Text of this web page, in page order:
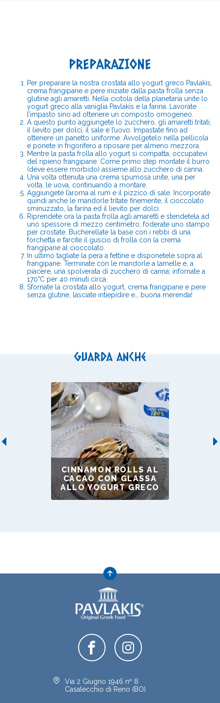
PREPARAZIONE
Per preparare la nostra crostata allo yogurt greco Pavlakis,
crema frangipane e pere iniziate dalla pasta frolla senza
glutine agli amaretti. Nella ciotola della planetaria unite lo
yogurt greco alla vaniglia Pavlakis e la farina. Lavorate
l’impasto sino ad ottenere un composto omogeneo.
A questo punto aggiungete lo zucchero, gli amaretti tritati,
il lievito per dolci, il sale e l’uovo. Impastate fino ad
ottenere un panetto uniforme. Avvolgetelo nella pellicola
e ponete in frigorifero a riposare per almeno mezzora.
Mentre la pasta frolla allo yogurt si compatta, occupatevi
del ripieno frangipane. Come primo step montate il burro
(deve essere morbido) assieme allo zucchero di canna.
Una volta ottenuta una crema spumosa unite, una per
volta, le uova, continuando a montare.
Aggiungete l’aroma al rum e il pizzico di sale. Incorporate
quindi anche le mandorle tritate finemente, il cioccolato
sminuzzato, la farina ed il lievito per dolci.
Riprendete ora la pasta frolla agli amaretti e stendetela ad
uno spessore di mezzo centimetro; foderate uno stampo
per crostate. Bucherellate la base con i rebbi di una
forchetta e farcite il guscio di frolla con la crema
frangipane al cioccolato.
In ultimo tagliate la pera a fettine e disponetele sopra al
frangipane. Terminate con le mandorle a lamelle e, a
piacere, una spolverata di zucchero di canna; infornate a
170°C per 40 minuti circa.
Sfornate la crostata allo yogurt, crema frangipane e pere
senza glutine, lasciate intiepidire e… buona merenda!
Guarda anche
Previous
CINNAMON ROLLS AL
CACAO CON GLASSA
ALLO YOGURT GRECO
Via 2 Giugno 1946 nº 8
Casalecchio di Reno (BO)